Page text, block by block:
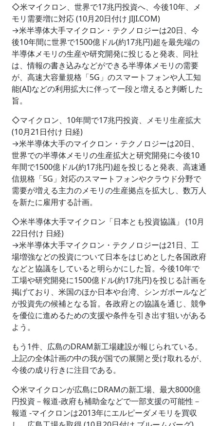
◇米マイクロン、世界で17兆円投資へ、今後10年、メ
モリ需要増に対応 (10月20日付け JIJI.COM)
→米半導体大手マイクロン・テクノロジーは20日、今
後10年間に世界で1500億ドル(約17兆円)超を最先端の
半導体メモリの生産や研究開発に投じると発表、同社
は、情報の書き込みなどができる半導体メモリの需要
が、高速大容量規格「5G」のスマートフォンや人工知
能(AI)などの利用拡大に伴って一段と増えると判断した
旨。
◇マイクロン、10年間で17兆円投資、メモリ生産拡大
(10月21日付け 日経)
→米半導体大手のマイクロン・テクノロジーは20日、
世界での半導体メモリの生産拡大と研究開発に今後10
年間で1500億ドル(約17兆円)超を投じると発表、高速通
信規格「5G」対応のスマートフォンやクラウド分野で
需要が増える主力のメモリの生産拠点を拡大し、数万人
を新たに雇用する計画。
◇米半導体大手マイクロン「日本とも投資協議」 (10月
22日付け 日経)
→米半導体大手マイクロン・テクノロジーは21日、工
場増強などの投資について日本をはじめとした各国政府
などと協議をしていると明らかにした旨。今後10年で
工場や研究開発に1500億ドル(約17兆円)を投じる計画を
掲げており、米国のほか日本や台湾、シンガポールなど
が投資先の候補となる旨。各政府との協議を通じ、競争
を優位に進めるための支援や条件を引き出す狙いがある
よう。
もう1件、広島のDRAM新工場建設が報じられている。
上記の全体計画の中の我が国での展開と受け取れるが、
今後の成り行きに注目である。
◇米マイクロンが広島にDRAMの新工場、最大8000億
円投資－報道-政府も補助金などで一部支援の可能性－
報道 -マイクロンは2013年にエルピーダメモリを買収